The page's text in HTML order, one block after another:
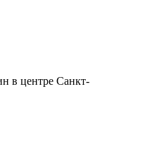
в центре Санкт-